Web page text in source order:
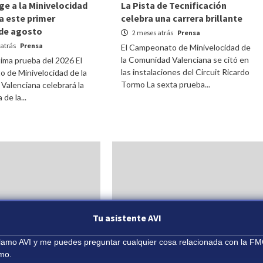
a la Minivelocidad
este primer
agosto
Prensa
prueba del 2026 El
de Minivelocidad de la
celebrará la
de la...
La Pista de Tecnificación
celebra una carrera brillante
2 meses atrás Prensa
El Campeonato de Minivelocidad de
la Comunidad Valenciana se citó en
las instalaciones del Circuit Ricardo
Tormo La sexta prueba...
Mini Velocidad
Tu asistente AVI
AVI y me puedes preguntar cualquier cosa relacionada con la